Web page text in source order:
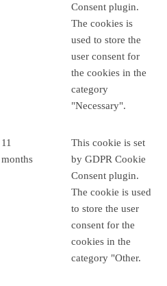
Consent plugin.
The cookies is
used to store the
user consent for
the cookies in the
category
"Necessary".
11
months
This cookie is set
by GDPR Cookie
Consent plugin.
The cookie is used
to store the user
consent for the
cookies in the
category "Other.